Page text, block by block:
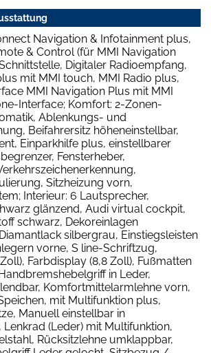
Navigation & Infotainment plus,
& Control (für MMI Navigation
Digitaler Radioempfang,
mit MMI touch, MMI Radio plus,
MMI Navigation Plus mit MMI
Interface; Komfort: 2-Zonen-
Ablenkungs- und
Beifahrersitz höheneinstellbar,
Einparkhilfe plus, einstellbarer
Fensterheber,
Sitzheizung vorn,
Interieur: 6 Lautsprecher,
glänzend, Audi virtual cockpit,
schwarz, Dekoreinlagen
silbergrau, Einstiegsleisten
vorne, S line-Schriftzug,
Farbdisplay (8,8 Zoll), Fußmatten
in Leder,
Komfortmittelarmlehne vorn,
mit Multifunktion plus,
Manuell einstellbar in
(Leder) mit Multifunktion,
Rücksitzlehne umklappbar,